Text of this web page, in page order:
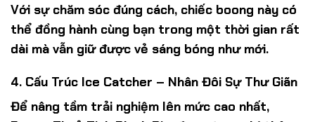
Với sự chăm sóc đúng cách, chiếc boong này có
thể đồng hành cùng bạn trong một thời gian rất
dài mà vẫn giữ được vẻ sáng bóng như mới.
4. Cấu Trúc Ice Catcher – Nhân Đôi Sự Thư Giãn
Để nâng tầm trải nghiệm lên mức cao nhất,